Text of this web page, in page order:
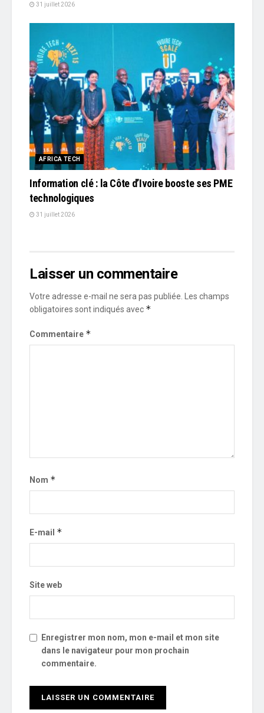
31 juillet 2026
AFRICA TECH
Information clé : la Côte d’Ivoire booste ses PME
technologiques
31 juillet 2026
Laisser un commentaire
Votre adresse e-mail ne sera pas publiée.
Les champs
obligatoires sont indiqués avec *
Commentaire *
Nom *
E-mail *
Site web
Enregistrer mon nom, mon e-mail et mon site
dans le navigateur pour mon prochain
commentaire.